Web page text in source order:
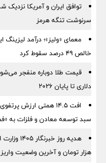
توافق ایران و آمریکا نزدیک
سرنوشت تنگه هرمز
خالص ۴۹ درصد سقوط کرد
دلاری تا پایان ۲۰۲۶
افت ۱۴.۵ همتی ارزش
سبد توسعه معادن و فلزات به
هزار تومان و آخرین وضعیت واریز